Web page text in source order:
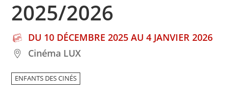
2025/2026
DU 10 DÉCEMBRE 2025 AU 4 JANVIER 2026
Cinéma LUX
ENFANTS DES CINÉS